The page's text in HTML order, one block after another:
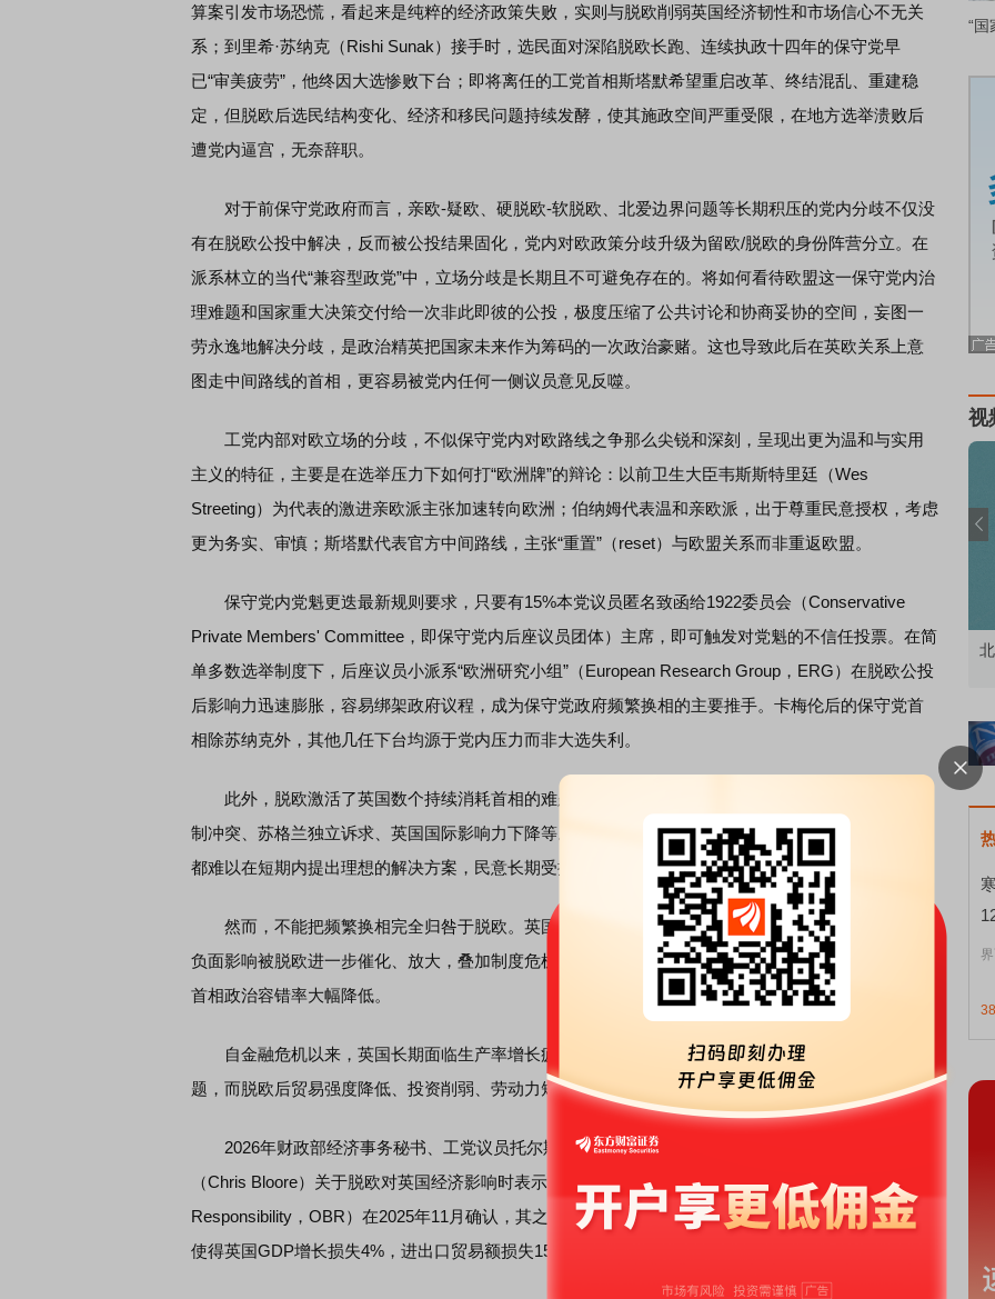
算案引发市场恐慌，看起来是纯粹的经济政策失败，实则与脱欧削弱英国经济韧性和市场信心不无关
系；到里希·苏纳克（Rishi Sunak）接手时，选民面对深陷脱欧长跑、连续执政十四年的保守党早
已“审美疲劳”，他终因大选惨败下台；即将离任的工党首相斯塔默希望重启改革、终结混乱、重建稳
定，但脱欧后选民结构变化、经济和移民问题持续发酵，使其施政空间严重受限，在地方选举溃败后
遭党内逼宫，无奈辞职。
对于前保守党政府而言，亲欧-疑欧、硬脱欧-软脱欧、北爱边界问题等长期积压的党内分歧不仅没
有在脱欧公投中解决，反而被公投结果固化，党内对欧政策分歧升级为留欧/脱欧的身份阵营分立。在
派系林立的当代“兼容型政党”中，立场分歧是长期且不可避免存在的。将如何看待欧盟这一保守党内治
理难题和国家重大决策交付给一次非此即彼的公投，极度压缩了公共讨论和协商妥协的空间，妄图一
劳永逸地解决分歧，是政治精英把国家未来作为筹码的一次政治豪赌。这也导致此后在英欧关系上意
图走中间路线的首相，更容易被党内任何一侧议员意见反噬。
工党内部对欧立场的分歧，不似保守党内对欧路线之争那么尖锐和深刻，呈现出更为温和与实用
主义的特征，主要是在选举压力下如何打“欧洲牌”的辩论：以前卫生大臣韦斯斯特里廷（Wes
Streeting）为代表的激进亲欧派主张加速转向欧洲；伯纳姆代表温和亲欧派，出于尊重民意授权，考虑
更为务实、审慎；斯塔默代表官方中间路线，主张“重置”（reset）与欧盟关系而非重返欧盟。
保守党内党魁更迭最新规则要求，只要有15%本党议员匿名致函给1922委员会（Conservative
Private Members' Committee，即保守党内后座议员团体）主席，即可触发对党魁的不信任投票。在简
单多数选举制度下，后座议员小派系“欧洲研究小组”（European Research Group，ERG）在脱欧公投
后影响力迅速膨胀，容易绑架政府议程，成为保守党政府频繁换相的主要推手。卡梅伦后的保守党首
相除苏纳克外，其他几任下台均源于党内压力而非大选失利。
此外，脱欧激活了英国数个持续消耗首相的难题，包括英欧贸易与监管摩擦、北爱边界相关的宪
制冲突、苏格兰独立诉求、英国国际影响力下降等。无论是保守党首相还是工党首相，面对这些问题
都难以在短期内提出理想的解决方案，民意长期受挫容易蚕食首相的支持率。
然而，不能把频繁换相完全归咎于脱欧。英国自身面临一些早于脱欧即已出现的结构性问题，其
负面影响被脱欧进一步催化、放大，叠加制度危机、新冠疫情、地缘政治冲突等因素影响，执政党和
首相政治容错率大幅降低。
自金融危机以来，英国长期面临生产率增长疲软、投资低迷、公共财政紧张和地区不平等等问
题，而脱欧后贸易强度降低、投资削弱、劳动力短缺使形势更加恶化。
2026年财政部经济事务秘书、工党议员托尔斯滕·贝尔（Torsten Bell）答复工党议员克里斯·布洛尔
（Chris Bloore）关于脱欧对英国经济影响时表示，英国预算责任办公室（Office for Budget
Responsibility，OBR）在2025年11月确认，其之前的多次预估没有变化，即与未脱欧情况相比，脱欧
使得英国GDP增长损失4%，进出口贸易额损失15%。
“国
视
北交所顶格打新居然只能中碎股